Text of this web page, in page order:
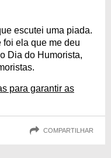
escutei uma piada.
foi ela que me deu
Dia do Humorista,
para garantir as
COMPARTILHAR